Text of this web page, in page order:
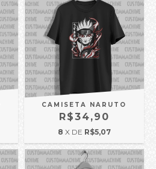
CAMISETA NARUTO
R$34,90
8 X DE R$5,07